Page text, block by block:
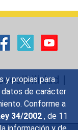
y propias para
datos de carácter
Conforme a
34/2002 , de 11
|